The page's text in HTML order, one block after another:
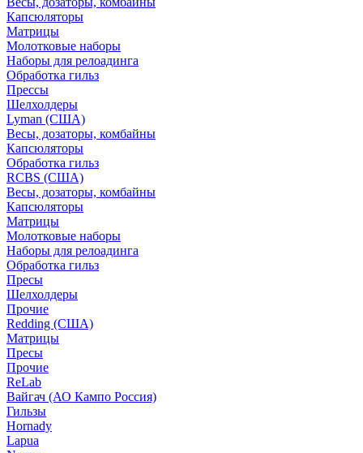
Капсюляторы
Матрицы
Молотковые наборы
Наборы для релоадинга
Обработка гильз
Преcсы
Шелхолдеры
Lyman (США)
Весы, дозаторы, комбайны
Капсюляторы
Обработка гильз
RCBS (США)
Весы, дозаторы, комбайны
Капсюляторы
Матрицы
Молотковые наборы
Наборы для релоадинга
Обработка гильз
Пресы
Шелхолдеры
Прочие
Redding (США)
Матрицы
Пресы
Прочие
ReLab
Вайгач (АО Кампо Россия)
Гильзы
Hornady
Lapua